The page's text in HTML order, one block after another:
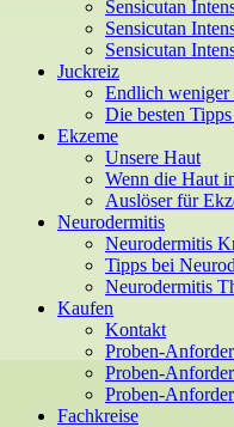
Sensicutan
Sensicutan
Sensicutan
Juckreiz
Endlich weniger
Die besten
Ekzeme
Unsere Haut
Wenn die Haut
Auslöser für
Neurodermitis
Neurodermitis
Tipps bei
Neurodermitis
Kaufen
Kontakt
Proben-
Proben-
Proben-
Fachkreise